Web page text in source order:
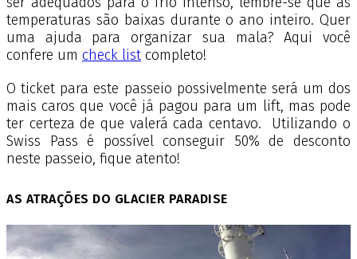
temperaturas são baixas durante o ano inteiro. Quer
uma ajuda para organizar sua mala? Aqui você
confere um check list completo!
O ticket para este passeio possivelmente será um dos
mais caros que você já pagou para um lift, mas pode
ter certeza de que valerá cada centavo. Utilizando o
Swiss Pass é possível conseguir 50% de desconto
neste passeio, fique atento!
AS ATRAÇÕES DO GLACIER PARADISE